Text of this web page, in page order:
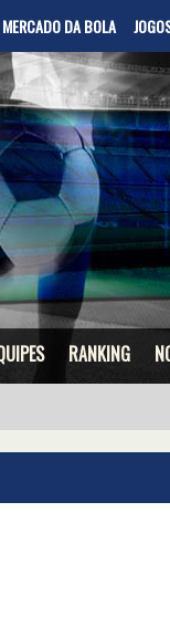
MERCADO DA BOLA
RANKING